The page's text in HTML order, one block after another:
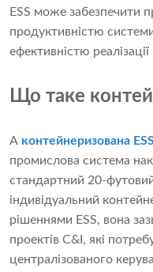
ESS може забезпечити
продуктивністю
ефективністю
Що таке
A контейнеризована
промислова система
стандартний 20-
індивідуальний
рішеннями ESS, вона
проектів C&I, які
централізованого